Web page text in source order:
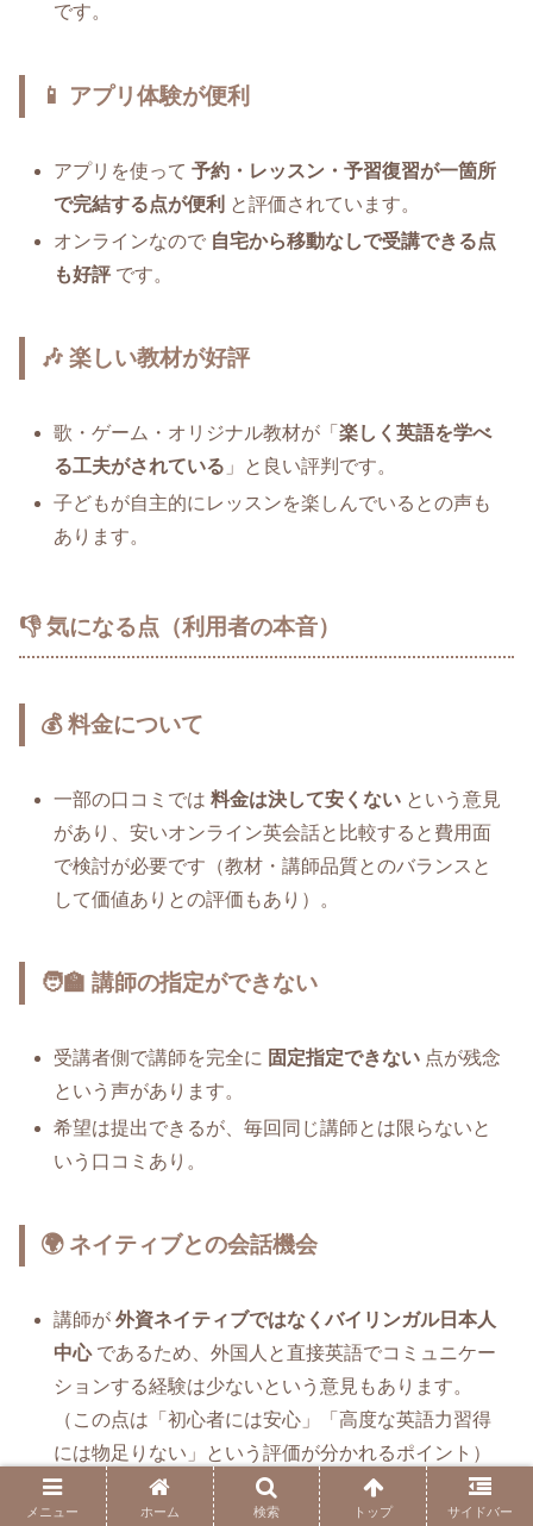
です。
📱 アプリ体験が便利
アプリを使って予約・レッスン・予習復習が一箇所
で完結する点が便利 と評価されています。
オンラインなので 自宅から移動なしで受講できる点
も好評 です。
🎶 楽しい教材が好評
歌・ゲーム・オリジナル教材が「楽しく英語を学べ
る工夫がされている 」と良い評判です。
子どもが自主的にレッスンを楽しんでいるとの声も
あります。
👎 気になる点（利用者の本音）
💰 料金について
一部の口コミでは料金は決して安くない という意見
があり、安いオンライン英会話と比較すると費用面
で検討が必要です（教材・講師品質とのバランスと
して価値ありとの評価もあり）。
🧑‍🏫 講師の指定ができない
受講者側で講師を完全に 固定指定できない 点が残念
という声があります。
希望は提出できるが、毎回同じ講師とは限らないと
いう口コミあり。
🌍 ネイティブとの会話機会
講師が外資ネイティブではなくバイリンガル日本人
中心であるため、外国人と直接英語でコミュニケー
ションする経験は少ないという意見もあります。
（この点は「初心者には安心」「高度な英語力習得
には物足りない」という評価が分かれるポイント）
メニュー ホーム 検索 トップ サイドバー